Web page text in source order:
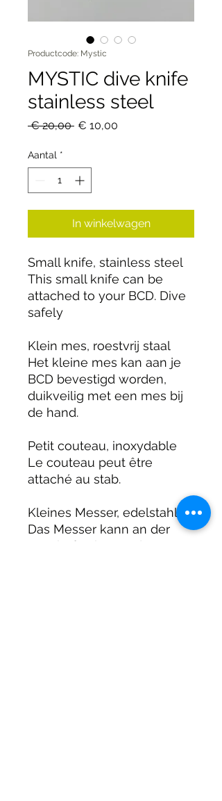
Productcode: Mystic
MYSTIC dive knife
stainless steel
€ 20,00 Normale
€ 10,00
Aantal *
In winkelwagen
Small knife, stainless steel
This small knife can be
attached to your BCD. Dive
safely
Klein mes, roestvrij staal
Het kleine mes kan aan je
BCD bevestigd worden,
duikveilig met een mes bij
de hand.
Petit couteau, inoxydable
Le couteau peut être
attaché au stab.
Kleines Messer, edelstahl
Das Messer kann an der
BCD befestigt werden